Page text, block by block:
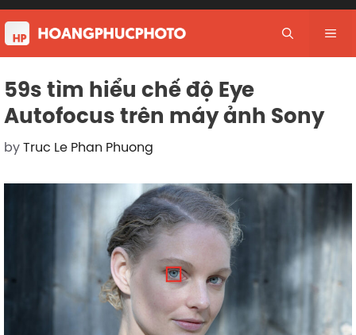
Skip
to
content
59s tìm hiểu chế độ Eye
Autofocus trên máy ảnh Sony
byTruc Le Phan Phuong